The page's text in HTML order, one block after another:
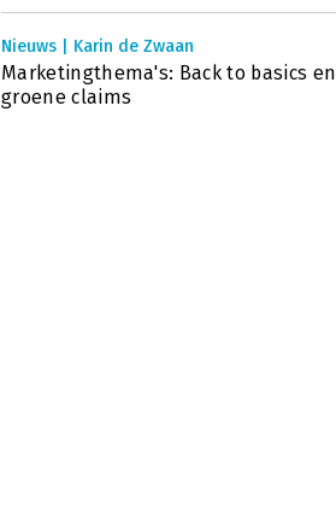
Nieuws | Karin de Zwaan
Marketingthema's: Back to basics en
groene claims